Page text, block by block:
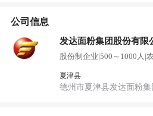
公司信息
发达面粉集团股份有限
股份制企业|500～1000人 |
夏津县
德州市夏津县发达面粉集